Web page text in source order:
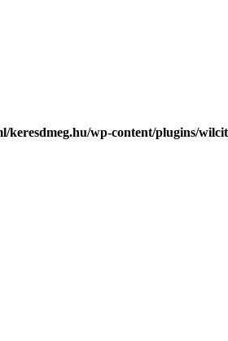
keresdmeg.hu/wp-content/plugins/